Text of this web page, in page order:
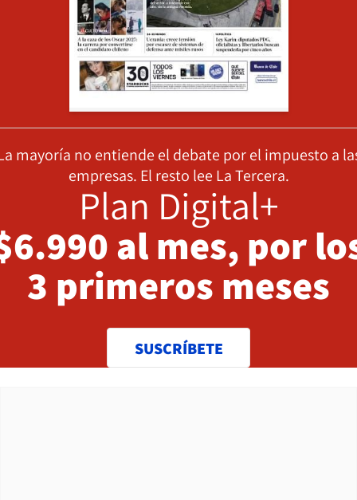
mayoría no entiende el debate por el impuesto a
empresas. El resto lee La Tercera.
Plan Digital+
al mes, por
3 primeros meses
SUSCRÍBETE